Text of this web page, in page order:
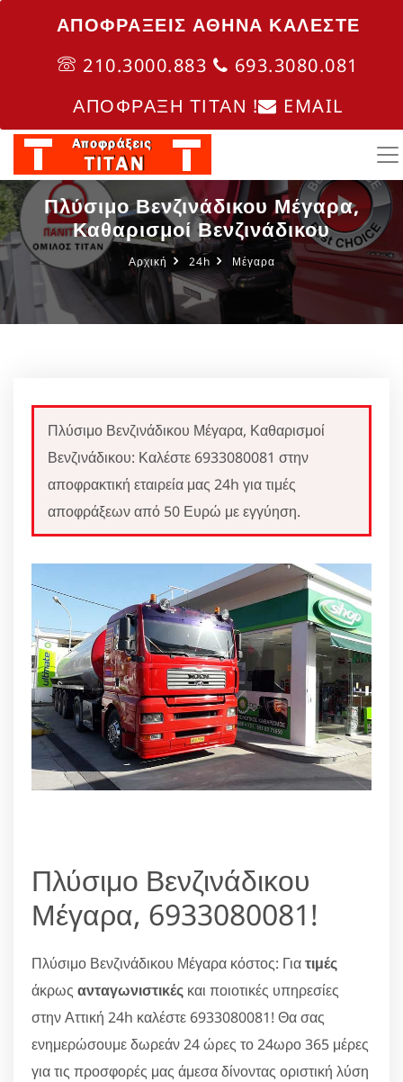
ΑΠΟΦΡΑΞΕΙΣ ΑΘΗΝΑ ΚΑΛΈΣΤΕ
210.3000.883
693.3080.081
ΑΠΟΦΡΑΞΗ ΤΙΤΑΝ !
EMAIL
Πλύσιμο Βενζινάδικου Μέγαρα,
Καθαρισμοί Βενζινάδικου
Αρχική 24h Μέγαρα
Πλύσιμο Βενζινάδικου Μέγαρα, Καθαρισμοί
Βενζινάδικου: Καλέστε 6933080081 στην
αποφρακτική εταιρεία μας 24h για τιμές
αποφράξεων από 50 Ευρώ με εγγύηση.
Πλύσιμο Βενζινάδικου
Μέγαρα, 6933080081!
Πλύσιμο Βενζινάδικου Μέγαρα κόστος: Γιατιμές
άκρως ανταγωνιστικές και ποιοτικές υπηρεσίες
στην Αττική 24h καλέστε 6933080081! Θα σας
ενημερώσουμε δωρεάν 24 ώρες το 24ωρο 365 μέρες
για τις προσφορές μας άμεσα δίνοντας οριστική λύση